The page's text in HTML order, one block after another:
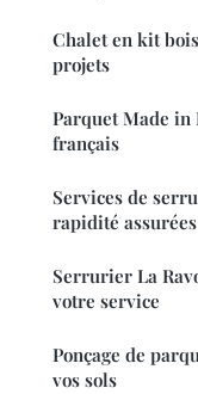
Chalet en kit
projets
Parquet Made in
français
Services de
rapidité assurées
Serrurier La
votre service
Ponçage de
vos sols